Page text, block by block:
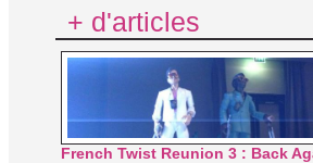
+ d'articles
French Twist Reunion 3 : Back